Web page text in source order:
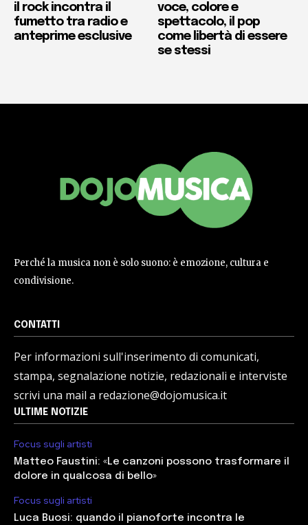
il rock incontra il
fumetto tra radio e
anteprime esclusive
voce, colore e
spettacolo, il pop
come libertà di essere
se stessi
Perché la musica non è solo suono: è emozione, cultura e
condivisione.
CONTATTI
Per informazioni sull'inserimento di comunicati,
stampa, segnalazione notizie, redazionali e interviste
scrivi una mail a redazione@dojomusica.it
ULTIME NOTIZIE
Focus sugli artisti
Matteo Faustini: «Le canzoni possono trasformare il
dolore in qualcosa di bello»
Focus sugli artisti
Luca Buosi: quando il pianoforte incontra le